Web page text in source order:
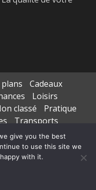
Cadeaux
Loisirs
classé
Pratique
Transports
|DarkNews
give you the best
to use this site we
with it.